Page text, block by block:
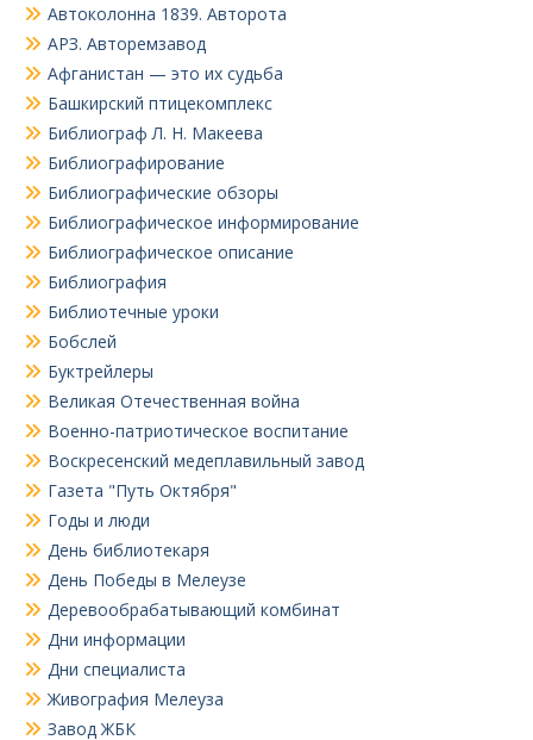
Автоколонна 1839. Авторота
АРЗ. Авторемзавод
Афганистан — это их судьба
Башкирский птицекомплекс
Библиограф Л. Н. Макеева
Библиографирование
Библиографические обзоры
Библиографическое информирование
Библиографическое описание
Библиография
Библиотечные уроки
Бобслей
Буктрейлеры
Великая Отечественная война
Военно-патриотическое воспитание
Воскресенский медеплавильный завод
Газета "Путь Октября"
Годы и люди
День библиотекаря
День Победы в Мелеузе
Деревообрабатывающий комбинат
Дни информации
Дни специалиста
Живография Мелеуза
Завод ЖБК